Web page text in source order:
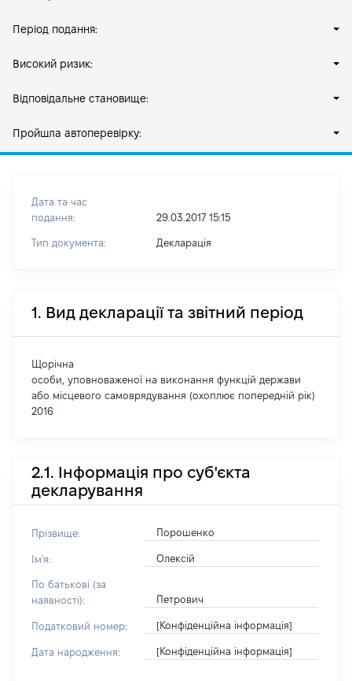
Період подання:
Високий ризик:
Відповідальне становище:
Пройшла автоперевірку:
Дата та час
подання:
29.03.2017 15:15
Тип документа: Декларація
1. Вид декларації та звітний період
Щорічна
особи, уповноваженої на виконання функцій держави
або місцевого самоврядування (охоплює попередній рік)
2016
2.1. Інформація про суб'єкта
декларування
Прізвище: Порошенко
Ім'я: Олексій
По батькові (за
наявності):
Петрович
Податковий номер: [Конфіденційна інформація]
Дата народження: [Конфіденційна інформація]